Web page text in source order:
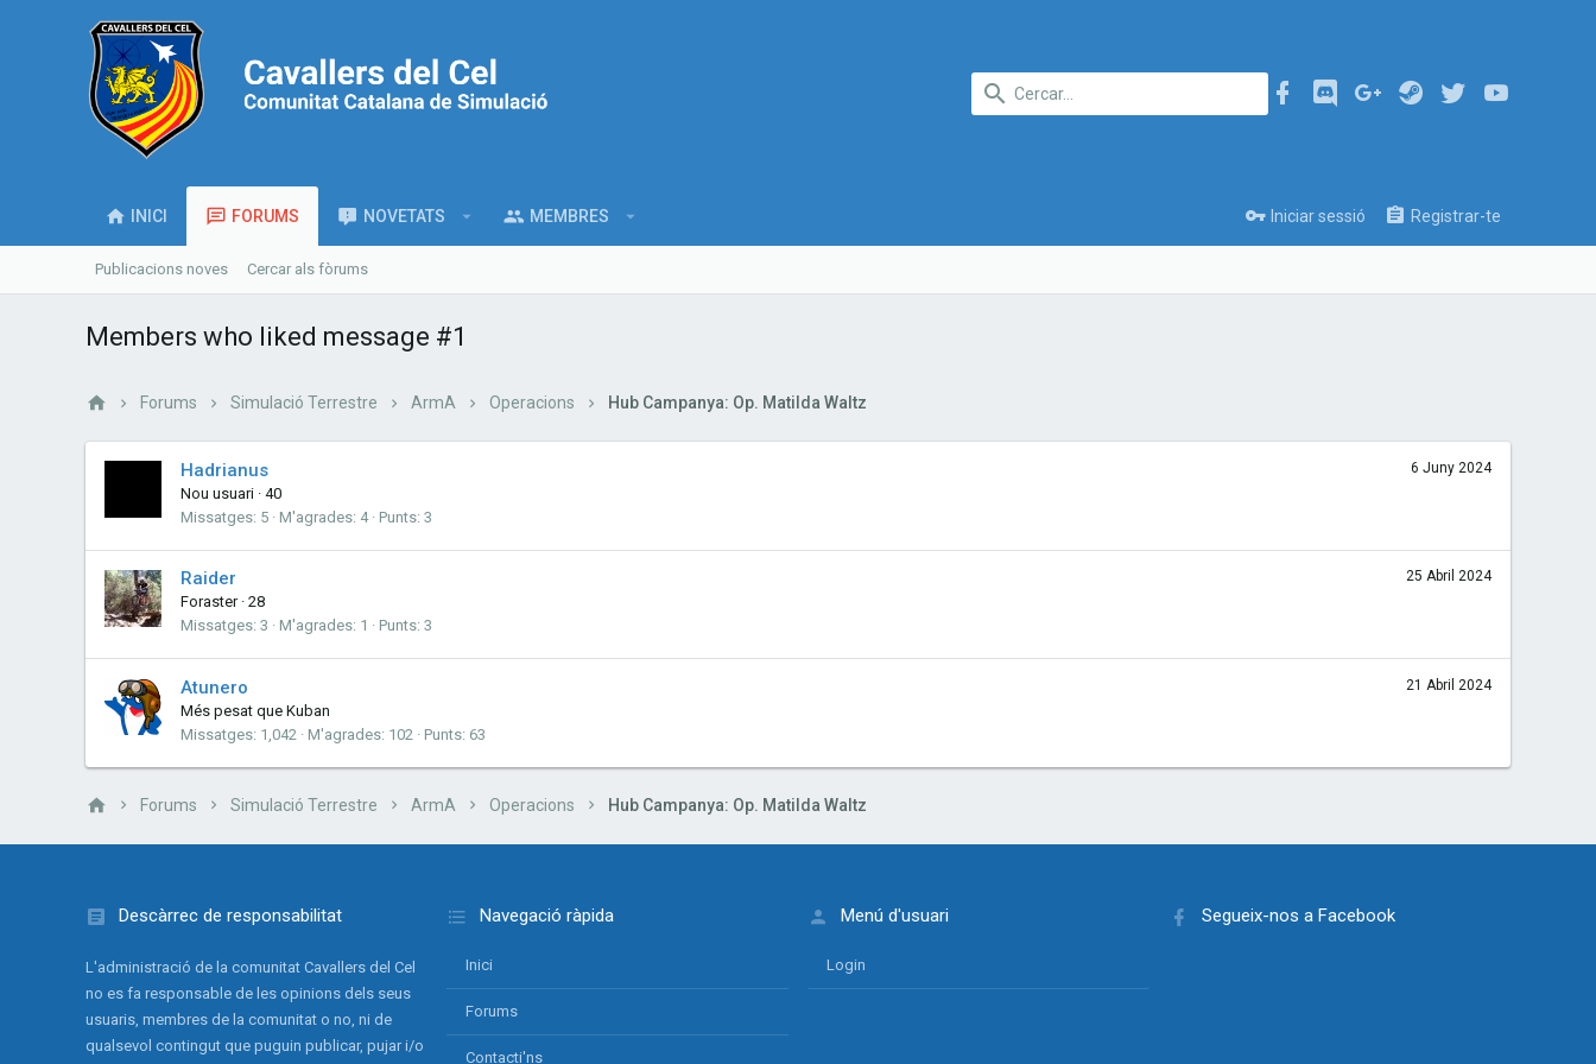
INICI FORUMS NOVETATS MEMBRES Iniciar sessió Registrar-te
Publicacions noves Cercar als fòrums
Members who liked message #1
Forums Simulació Terrestre ArmA Operacions Hub Campanya: Op. Matilda Waltz
6 Juny 2024
Hadrianus
Nou usuari · 40
Missatges 5 M'agrades 4 Punts 3
25 Abril 2024
Raider
Foraster · 28
Missatges 3 M'agrades 1 Punts 3
21 Abril 2024
Atunero
Més pesat que Kuban
Missatges 1,042 M'agrades 102 Punts 63
Forums Simulació Terrestre ArmA Operacions Hub Campanya: Op. Matilda Waltz
Descàrrec de responsabilitat
L'administració de la comunitat Cavallers del Cel
no es fa responsable de les opinions dels seus
usuaris, membres de la comunitat o no, ni de
qualsevol contingut que puguin publicar, pujar i/o
Navegació ràpida
Inici
Forums
Contacti'ns
Menú d'usuari
Login
Segueix-nos a Facebook